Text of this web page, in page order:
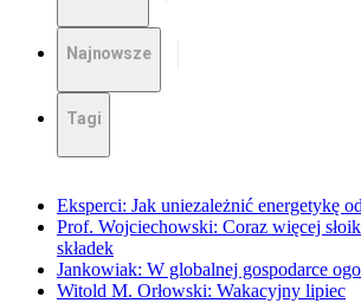
Najnowsze
Tagi
Eksperci: Jak uniezależnić energetykę
Prof. Wojciechowski: Coraz więcej
składek
Jankowiak: W globalnej gospodarce
Witold M. Orłowski: Wakacyjny lipiec